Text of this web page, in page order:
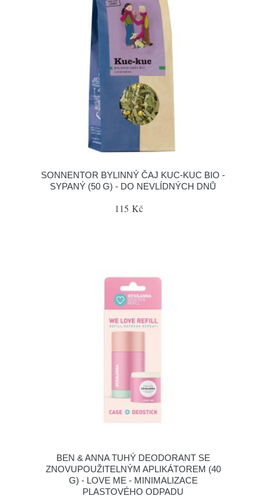
SONNENTOR BYLINNÝ ČAJ KUC-KUC BIO -
SYPANÝ (50 G) - DO NEVLÍDNÝCH DNŮ
115 Kč
BEN & ANNA TUHÝ DEODORANT SE
ZNOVUPOUŽITELNÝM APLIKÁTOREM (40
G) - LOVE ME - MINIMALIZACE
PLASTOVÉHO ODPADU